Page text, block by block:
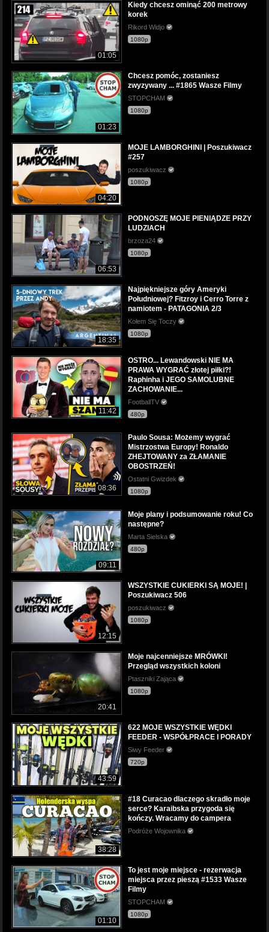
01:05
Kiedy chcesz ominąć 200 metrowy
korek
Rikord Widjo
1080p
01:23
Chcesz pomóc, zostaniesz
zwyzywany ... #1865 Wasze Filmy
STOPCHAM
1080p
04:20
MOJE LAMBORGHINI | Poszukiwacz
#257
poszukiwacz
1080p
06:53
PODNOSZĘ MOJE PIENIĄDZE PRZY
LUDZIACH
brzoza24
1080p
18:35
Najpiękniejsze góry Ameryki
Południowej? Fitzroy i Cerro Torre z
namiotem - PATAGONIA 2/3
Kołem Się Toczy
1080p
11:42
OSTRO... Lewandowski NIE MA
PRAWA WYGRAĆ złotej piłki?!
Raphinha i JEGO SAMOLUBNE
ZACHOWANIE...
FootballTV
480p
08:36
Paulo Sousa: Możemy wygrać
Mistrzostwa Europy! Ronaldo
ZHEJTOWANY za ZŁAMANIE
OBOSTRZEŃ!
Ostatni Gwizdek
1080p
09:11
Moje plany i podsumowanie roku! Co
następne?
Marta Sielska
480p
12:15
WSZYSTKIE CUKIERKI SĄ MOJE! |
Poszukiwacz 506
poszukiwacz
1080p
20:41
Moje najcenniejsze MRÓWKI!
Przegląd wszystkich koloni
Ptaszniki Zająca
1080p
43:59
622 MOJE WSZYSTKIE WĘDKI
FEEDER - WSPÓŁPRACE I PORADY
Siwy Feeder
720p
38:28
#18 Curacao dlaczego skradło moje
serce? Karaibska przygoda się
kończy. Wracamy do campera
Podróże Wojownika
01:10
To jest moje miejsce - rezerwacja
miejsca przez pieszą #1533 Wasze
Filmy
STOPCHAM
1080p